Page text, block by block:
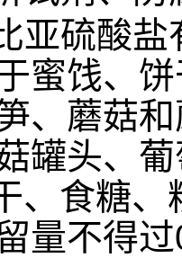
亚硫酸
蜜饯、
、蘑菇
罐头、
、食糖
量不得